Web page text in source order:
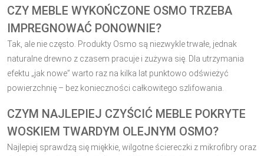
CZY MEBLE WYKOŃCZONE OSMO TRZEBA
IMPREGNOWAĆ PONOWNIE?
Tak, ale nie często. Produkty Osmo są niezwykle trwałe, jednak
naturalne drewno z czasem pracuje i zużywa się. Dla utrzymania
efektu „jak nowe” warto raz na kilka lat punktowo odświeżyć
powierzchnię – bez konieczności całkowitego szlifowania.
CZYM NAJLEPIEJ CZYŚCIĆ MEBLE POKRYTE
WOSKIEM TWARDYM OLEJNYM OSMO?
Najlepiej sprawdzą się miękkie, wilgotne ściereczki z mikrofibry oraz